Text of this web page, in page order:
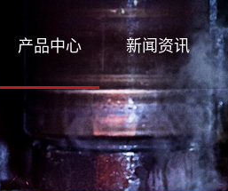
产品中心 新闻资讯